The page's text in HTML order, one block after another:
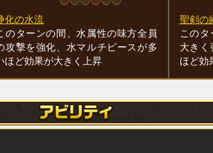
化の水流
のターンの間、水属性の味方全員
攻撃を強化、水マルチピースが多
ほど効果が大きく上昇
聖剣の
この
大き
ほど効